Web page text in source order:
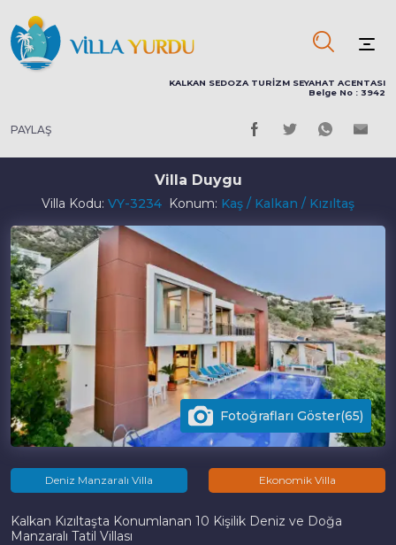
KALKAN SEDOZA TURİZM SEYAHAT ACENTASI
Belge No : 3942
PAYLAŞ
Deniz Manzaralı Villa Ekonomik Villa
Kalkan Kızıltaşta Konumlanan 10 Kişilik Deniz ve Doğa
Manzaralı Tatil Villası
Villa Duygu
Villa Kodu: VY-3234 Konum: Kaş / Kalkan / Kızıltaş
Fotoğrafları Göster(65)